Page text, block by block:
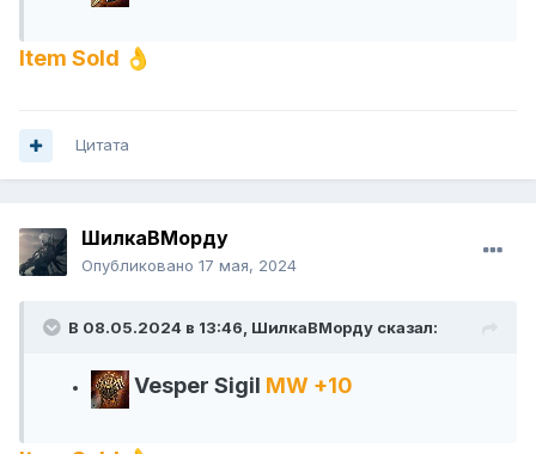
Item Sold 👌
Цитата
ШилкаВМорду
Опубликовано 17 мая, 2024
В 08.05.2024 в 13:46, ШилкаВМорду сказал:
Vesper Sigil MW +10